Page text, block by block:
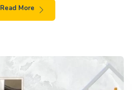
Read More